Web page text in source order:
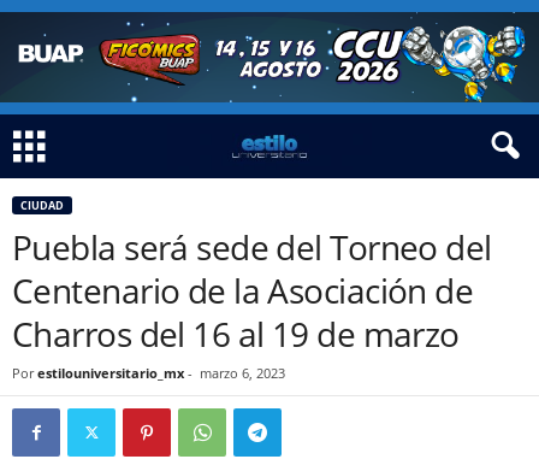
CIUDAD
Puebla será sede del Torneo del
Centenario de la Asociación de
Charros del 16 al 19 de marzo
Por estilouniversitario_mx - marzo 6, 2023